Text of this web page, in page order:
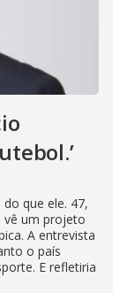
que ele. 47,
vê um projeto
A entrevista
o país
E refletiria